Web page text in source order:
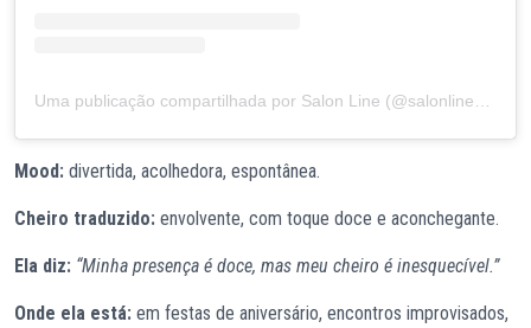
Mood: divertida, acolhedora, espontânea.
Cheiro traduzido: envolvente, com toque doce e aconchegante.
Ela diz: “Minha presença é doce, mas meu cheiro é inesquecível.”
Onde ela está: em festas de aniversário, encontros improvisados,